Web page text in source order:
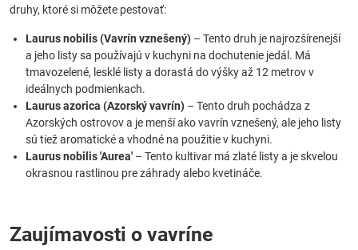
druhy, ktoré si môžete pestovať:
Laurus nobilis (Vavrín vznešený) – Tento druh je najrozšírenejší
a jeho listy sa používajú v kuchyni na dochutenie jedál. Má
tmavozelené, lesklé listy a dorastá do výšky až 12 metrov v
ideálnych podmienkach.
Laurus azorica (Azorský vavrín) – Tento druh pochádza z
Azorských ostrovov a je menší ako vavrín vznešený, ale jeho listy
sú tiež aromatické a vhodné na použitie v kuchyni.
Laurus nobilis 'Aurea' – Tento kultivar má zlaté listy a je skvelou
okrasnou rastlinou pre záhrady alebo kvetináče.
Zaujímavosti o vavríne